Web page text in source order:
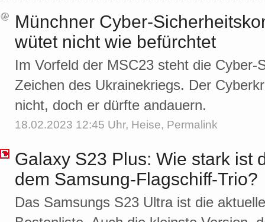
Münchner Cyber-
wütet nicht wie befürchtet
Im Vorfeld der MSC23 steht die Cyber-
Zeichen des Ukrainekriegs. Der
nicht, doch er dürfte andauern.
18.02.2023 12:45 Uhr, Heise, Permalink
Galaxy S23 Plus: Wie stark ist
dem Samsung-Flagschiff-Trio?
Das Samsungs S23 Ultra ist die